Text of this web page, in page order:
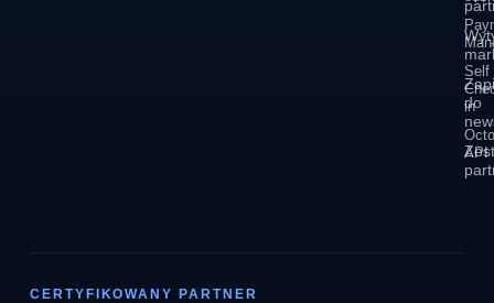
Self
in
API
do
CERTYFIKOWANY PARTNER